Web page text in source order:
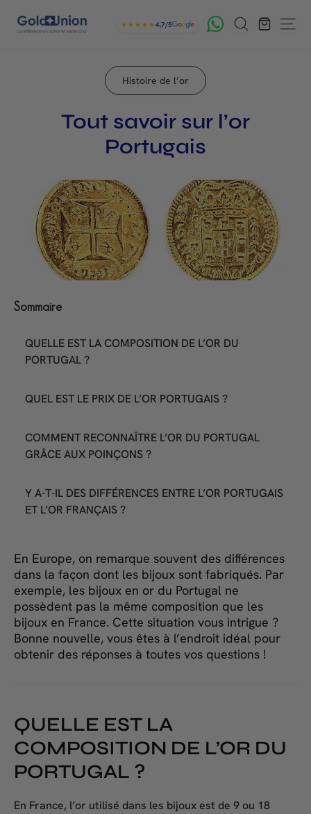
G
★★★★★4,7/5
Rechercher
Histoire de l’or
Tout savoir sur l’or
Portugais
Sommaire
QUELLE EST LA COMPOSITION DE L’OR DU
PORTUGAL ?
QUEL EST LE PRIX DE L’OR PORTUGAIS ?
COMMENT RECONNAÎTRE L’OR DU PORTUGAL
GRÂCE AUX POINÇONS ?
Y A-T-IL DES DIFFÉRENCES ENTRE L’OR PORTUGAIS
ET L’OR FRANÇAIS ?
En Europe, on remarque souvent des différences
dans la façon dont les bijoux sont fabriqués. Par
exemple, les bijoux en or du Portugal ne
possèdent pas la même composition que les
bijoux en France. Cette situation vous intrigue ?
Bonne nouvelle, vous êtes à l’endroit idéal pour
obtenir des réponses à toutes vos questions !
QUELLE EST LA
COMPOSITION DE L’OR DU
PORTUGAL ?
En France, l’or utilisé dans les bijoux est de 9 ou 18